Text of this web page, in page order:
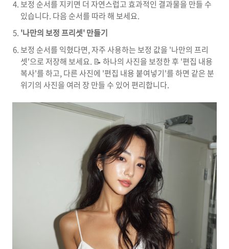
보정 순서를 지키면 더 자연스럽고 효과적인 결과물을 만들 수
있습니다. 다음 순서를 따라 해 보세요.
'나만의 보정 프리셋' 만들기
보정 순서를 익혔다면, 자주 사용하는 보정 값을 '나만의 프리
셋'으로 저장해 보세요. 📝 하나의 사진을 보정한 후 '편집 내용
복사'를 하고, 다른 사진에 '편집 내용 붙여넣기'를 하면 같은 분
위기의 사진을 여러 장 만들 수 있어 편리합니다.